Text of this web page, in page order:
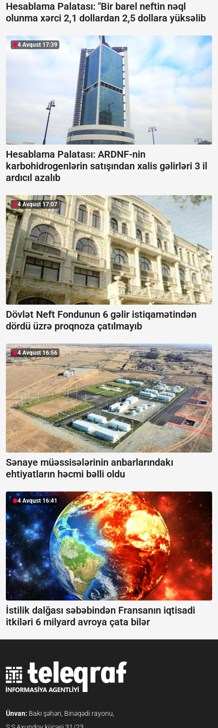
Hesablama Palatası: "Bir barel neftin nəql
olunma xərci 2,1 dollardan 2,5 dollara yüksəlib
4 Avqust 17:39
Hesablama Palatası: ARDNF-nin
karbohidrogenlərin satışından xalis gəlirləri 3 il
ardıcıl azalıb
4 Avqust 17:07
Dövlət Neft Fondunun 6 gəlir istiqamətindən
dördü üzrə proqnoza çatılmayıb
4 Avqust 16:56
Sənaye müəssisələrinin anbarlarındakı
ehtiyatların həcmi bəlli oldu
4 Avqust 16:41
İstilik dalğası səbəbindən Fransanın iqtisadi
itkiləri 6 milyard avroya çata bilər
Ünvan: Bakı şəhəri, Binəqədi rayonu,